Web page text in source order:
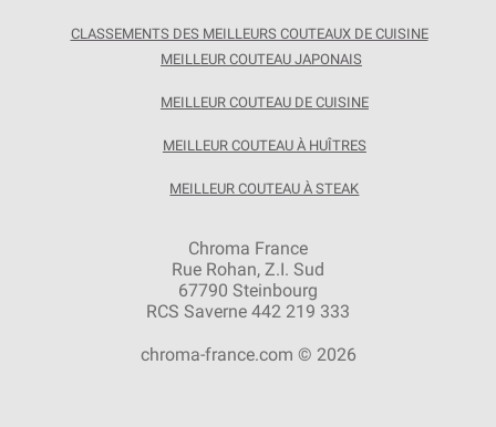
CLASSEMENTS DES MEILLEURS COUTEAUX DE CUISINE
MEILLEUR COUTEAU JAPONAIS
MEILLEUR COUTEAU DE CUISINE
MEILLEUR COUTEAU À HUÎTRES
MEILLEUR COUTEAU À STEAK
Chroma France
Rue Rohan, Z.I. Sud
67790 Steinbourg
RCS Saverne 442 219 333
chroma-france.com © 2026